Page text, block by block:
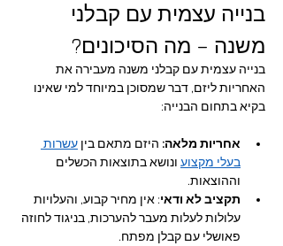
בנייה עצמית עם קבלני
משנה – מה הסיכונים?
בנייה עצמית עם קבלני משנה מעבירה את
האחריות ליזם, דבר שמסוכן במיוחד למי שאינו
בקיא בתחום הבנייה:
אחריות מלאה: היזם מתאם בין עשרות
בעלי מקצוע ונושא בתוצאות הכשלים
וההוצאות.
תקציב לא ודאי: אין מחיר קבוע, והעלויות
עלולות לעלות מעבר להערכות, בניגוד לחוזה
פאושלי עם קבלן מפתח.